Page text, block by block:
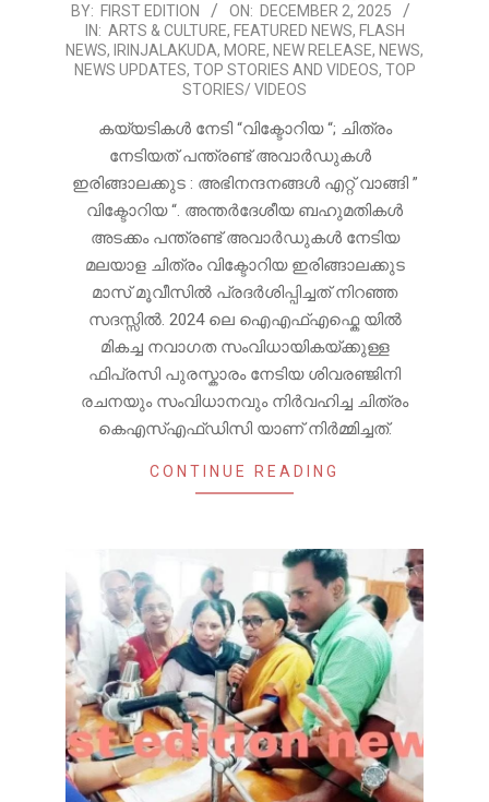
2025-
12-
02
BY: FIRST EDITION ON: DECEMBER 2, 2025
IN: ARTS & CULTURE, FEATURED NEWS, FLASH
NEWS, IRINJALAKUDA, MORE, NEW RELEASE, NEWS,
NEWS UPDATES, TOP STORIES AND VIDEOS, TOP
STORIES/ VIDEOS
കയ്യടികൾ നേടി “വിക്ടോറിയ “; ചിത്രം
നേടിയത് പന്ത്രണ്ട് അവാർഡുകൾ
ഇരിങ്ങാലക്കുട : അഭിനന്ദനങ്ങൾ എറ്റ് വാങ്ങി ”
വിക്ടോറിയ “. അന്തർദേശീയ ബഹുമതികൾ
അടക്കം പന്ത്രണ്ട് അവാർഡുകൾ നേടിയ
മലയാള ചിത്രം വിക്ടോറിയ ഇരിങ്ങാലക്കുട
മാസ് മൂവീസിൽ പ്രദർശിപ്പിച്ചത് നിറഞ്ഞ
സദസ്സിൽ. 2024 ലെ ഐഎഫ്എഫ്കെ യിൽ
മികച്ച നവാഗത സംവിധായികയ്ക്കുള്ള
ഫിപ്രസി പുരസ്കാരം നേടിയ ശിവരഞ്ജിനി
രചനയും സംവിധാനവും നിർവഹിച്ച ചിത്രം
കെഎസ്എഫ്ഡിസി യാണ് നിർമ്മിച്ചത്.
CONTINUE READING